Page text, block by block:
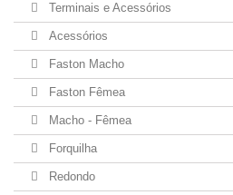
Terminais e Acessórios
Acessórios
Faston Macho
Faston Fêmea
Macho - Fêmea
Forquilha
Redondo